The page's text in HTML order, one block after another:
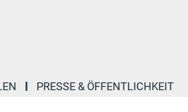
PRESSE & ÖFFENTLICHKEIT